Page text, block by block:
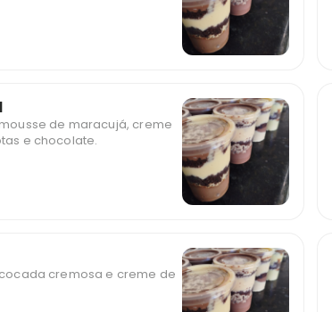
de maracujá, creme
e chocolate.
cremosa e creme de